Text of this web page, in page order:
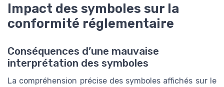
Impact des symboles sur la
conformité réglementaire
Conséquences d’une mauvaise
interprétation des symboles
La compréhension précise des symboles affichés sur le